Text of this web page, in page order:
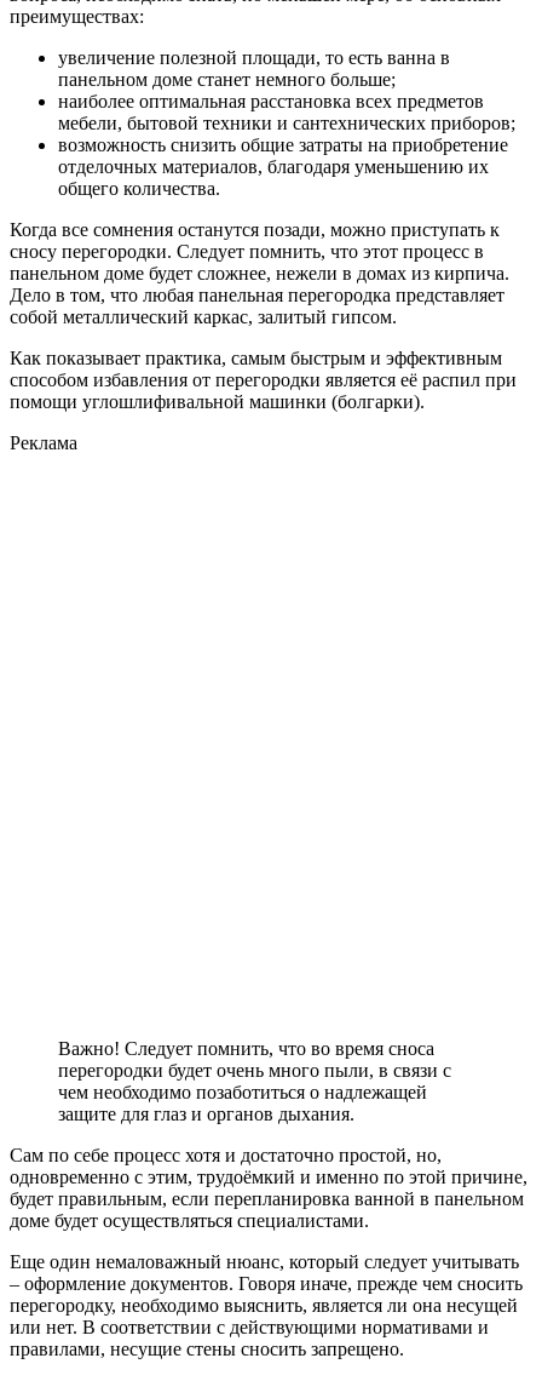
преимуществах:
увеличение полезной площади, то есть ванна в
панельном доме станет немного больше;
наиболее оптимальная расстановка всех предметов
мебели, бытовой техники и сантехнических приборов;
возможность снизить общие затраты на приобретение
отделочных материалов, благодаря уменьшению их
общего количества.
Когда все сомнения останутся позади, можно приступать к
сносу перегородки. Следует помнить, что этот процесс в
панельном доме будет сложнее, нежели в домах из кирпича.
Дело в том, что любая панельная перегородка представляет
собой металлический каркас, залитый гипсом.
Как показывает практика, самым быстрым и эффективным
способом избавления от перегородки является её распил при
помощи углошлифивальной машинки (болгарки).
Реклама
Важно! Следует помнить, что во время сноса
перегородки будет очень много пыли, в связи с
чем необходимо позаботиться о надлежащей
защите для глаз и органов дыхания.
Сам по себе процесс хотя и достаточно простой, но,
одновременно с этим, трудоёмкий и именно по этой причине,
будет правильным, если перепланировка ванной в панельном
доме будет осуществляться специалистами.
Еще один немаловажный нюанс, который следует учитывать
– оформление документов. Говоря иначе, прежде чем сносить
перегородку, необходимо выяснить, является ли она несущей
или нет. В соответствии с действующими нормативами и
правилами, несущие стены сносить запрещено.